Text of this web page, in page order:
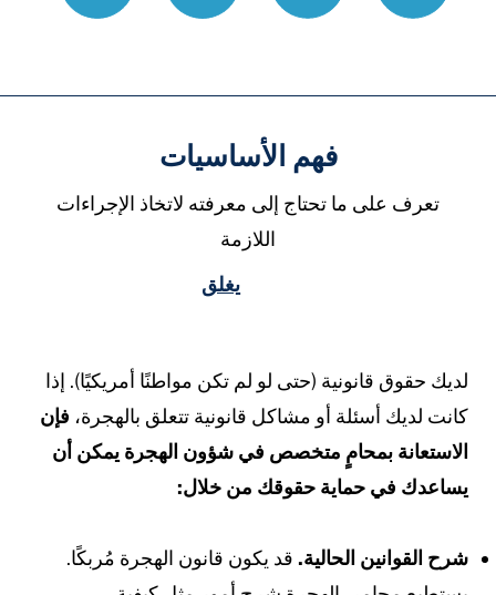
فهم الأساسيات
تعرف على ما تحتاج إلى معرفته لاتخاذ الإجراءات
اللازمة
يغلق
لديك حقوق قانونية (حتى لو لم تكن مواطنًا أمريكيًا). إذا
كانت لديك أسئلة أو مشاكل قانونية تتعلق بالهجرة،فإن
الاستعانة بمحامٍ متخصص في شؤون الهجرة يمكن أن
يساعدك في حماية حقوقكمن خلال:
شرح القوانين الحالية.قد يكون قانون الهجرة مُربكًا.